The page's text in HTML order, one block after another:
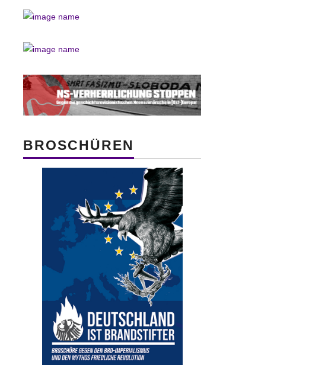
BROSCHÜREN